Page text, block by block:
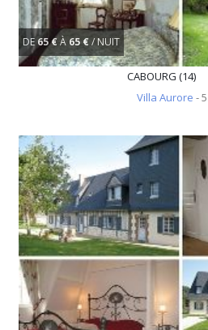
DE65 €À 65 €/ NUIT
CABOURG (14)
Villa Aurore - 5